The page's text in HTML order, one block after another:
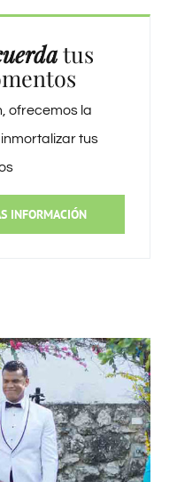
tus
ofrecemos la
tus
INFORMACIÓN